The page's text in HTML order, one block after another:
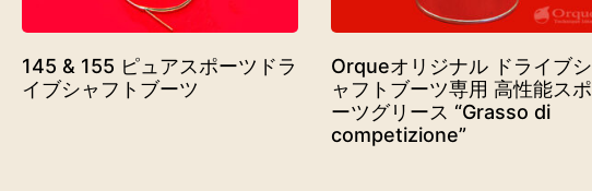
145 & 155 ピュアスポーツドラ
イブシャフトブーツ
Orqueオリジナル ドライブシ
ャフトブーツ専用 高性能スポ
ーツグリース “Grasso di
competizione”